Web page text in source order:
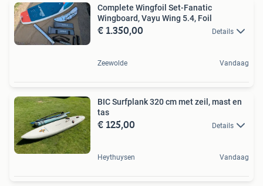
Complete Wingfoil Set-Fanatic
Wingboard, Vayu Wing 5.4, Foil
€ 1.350,00 Details
Zeewolde Vandaag
BIC Surfplank 320 cm met zeil, mast en
tas
€ 125,00 Details
Heythuysen Vandaag